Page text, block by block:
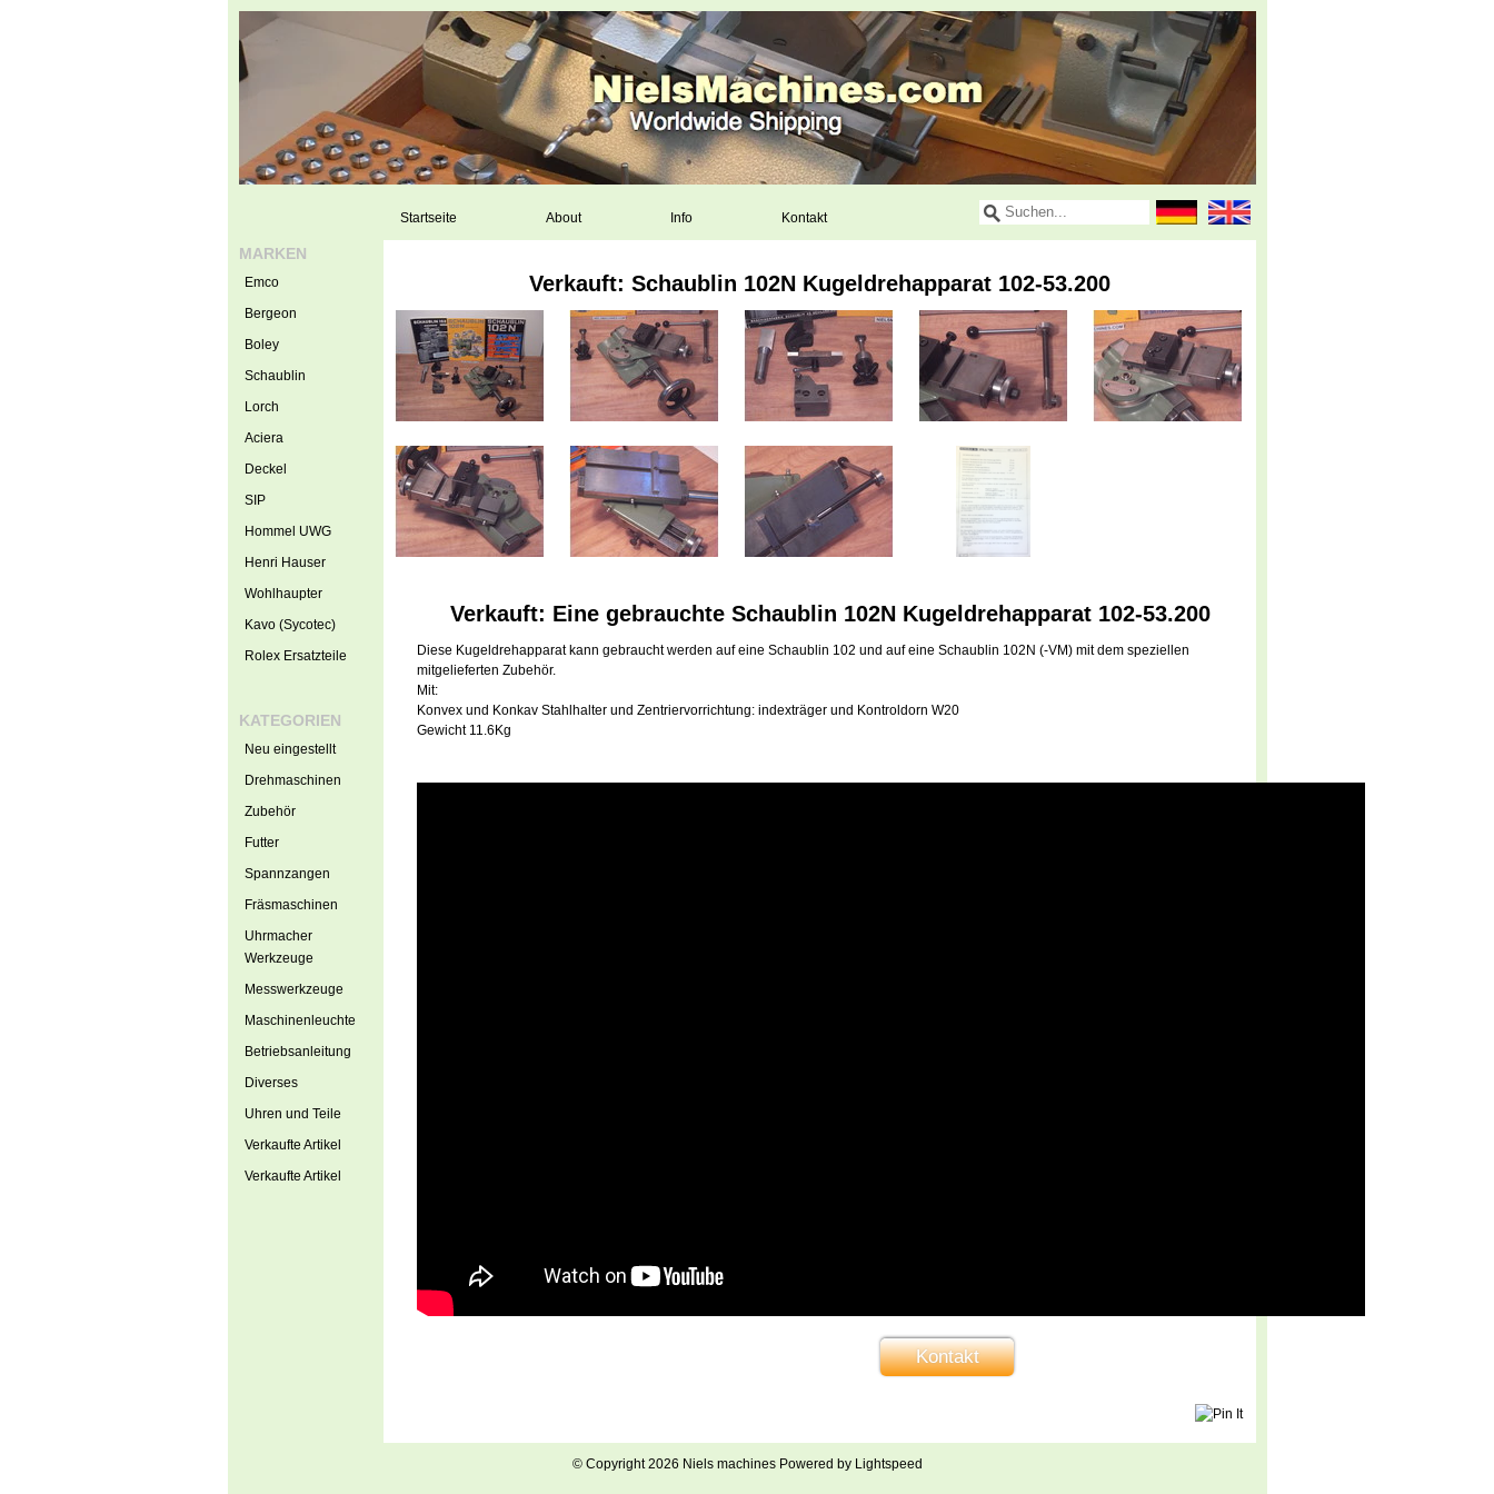
Startseite About Info Kontakt
Verkauft: Schaublin 102N Kugeldrehapparat 102-53.200
Verkauft: Eine gebrauchte Schaublin 102N Kugeldrehapparat 102-53.200
Diese Kugeldrehapparat kann gebraucht werden auf eine Schaublin 102 und auf eine Schaublin 102N (-VM) mit dem speziellen
mitgelieferten Zubehör.
Mit:
Konvex und Konkav Stahlhalter und Zentriervorrichtung: indexträger und Kontroldorn W20
Gewicht 11.6Kg
Kontakt
MARKEN
Emco
Bergeon
Boley
Schaublin
Lorch
Aciera
Deckel
SIP
Hommel UWG
Henri Hauser
Wohlhaupter
Kavo (Sycotec)
Rolex Ersatzteile
KATEGORIEN
Neu eingestellt
Drehmaschinen
Zubehör
Futter
Spannzangen
Fräsmaschinen
Uhrmacher
Werkzeuge
Messwerkzeuge
Maschinenleuchte
Betriebsanleitung
Diverses
Uhren und Teile
Verkaufte Artikel
Verkaufte Artikel
© Copyright 2026 Niels machines Powered by Lightspeed